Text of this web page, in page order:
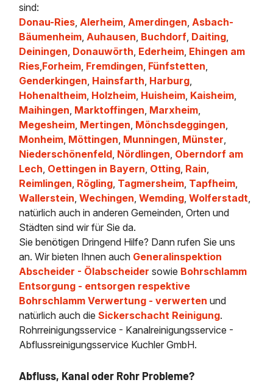
sind:
Donau-Ries,Alerheim,Amerdingen,Asbach-
Bäumenheim,Auhausen, Buchdorf, Daiting,
Deiningen, Donauwörth, Ederheim, Ehingen am
Ries,Forheim, Fremdingen, Fünfstetten,
Genderkingen, Hainsfarth, Harburg,
Hohenaltheim, Holzheim, Huisheim, Kaisheim,
Maihingen, Marktoffingen, Marxheim,
Megesheim, Mertingen, Mönchsdeggingen,
Monheim, Möttingen, Munningen, Münster,
Niederschönenfeld, Nördlingen, Oberndorf am
Lech, Oettingen in Bayern, Otting, Rain,
Reimlingen, Rögling, Tagmersheim, Tapfheim,
Wallerstein,Wechingen,Wemding,Wolferstadt,
natürlich auch in anderen Gemeinden, Orten und
Städten sind wir für Sie da.
Sie benötigen Dringend Hilfe? Dann rufen Sie uns
an. Wir bieten Ihnen auch Generalinspektion
Abscheider - Ölabscheider sowie Bohrschlamm
Entsorgung - entsorgen respektive
Bohrschlamm Verwertung - verwerten und
natürlich auch dieSickerschacht Reinigung.
Rohrreinigungsservice - Kanalreinigungsservice -
Abflussreinigungsservice Kuchler GmbH.
Abfluss, Kanal oder Rohr Probleme?